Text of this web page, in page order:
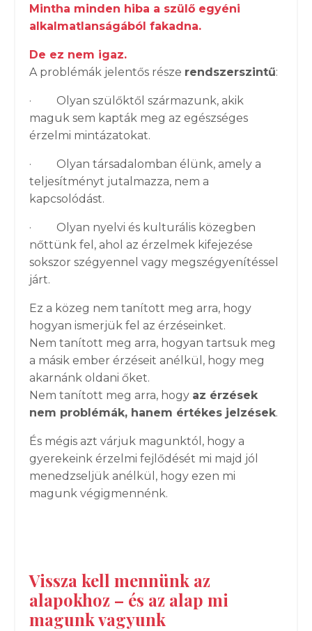
Mintha minden hiba a szülő egyéni
alkalmatlanságából fakadna.
De ez nem igaz.
A problémák jelentős része rendszerszintű:
· Olyan szülőktől származunk, akik
maguk sem kapták meg az egészséges
érzelmi mintázatokat.
· Olyan társadalomban élünk, amely a
teljesítményt jutalmazza, nem a
kapcsolódást.
· Olyan nyelvi és kulturális közegben
nőttünk fel, ahol az érzelmek kifejezése
sokszor szégyennel vagy megszégyenítéssel
járt.
Ez a közeg nem tanított meg arra, hogy
hogyan ismerjük fel az érzéseinket.
Nem tanított meg arra, hogyan tartsuk meg
a másik ember érzéseit anélkül, hogy meg
akarnánk oldani őket.
Nem tanított meg arra, hogy az érzések
nem problémák, hanem értékes jelzések.
És mégis azt várjuk magunktól, hogy a
gyerekeink érzelmi fejlődését mi majd jól
menedzseljük anélkül, hogy ezen mi
magunk végigmennénk.
Vissza kell mennünk az
alapokhoz – és az alap mi
magunk vagyunk